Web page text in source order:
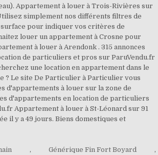
Appartement à louer à Trois-Rivières sur
simplement nos différents filtres de
pour indiquer vos critères de
louer un appartement à Crosne pour
à louer à Arendonk . 315 annonces
de particuliers et pros sur ParuVendu.fr
une location en appartement dans le
? Le site De Particulier à Particulier vous
d'appartements à louer sur la zone de
d'appartements en location de particuliers
Appartement à louer à St-Léonard sur 91
il y a 49 jours. Biens domestiques et
, Générique Fin Fort Boyard
,